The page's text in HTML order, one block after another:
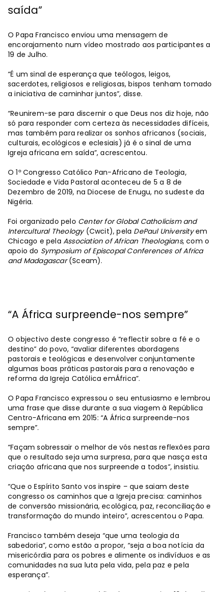
saída”
O Papa Francisco enviou uma mensagem de
encorajamento num vídeo mostrado aos participantes a
19 de Julho.
“É um sinal de esperança que teólogos, leigos,
sacerdotes, religiosos e religiosas, bispos tenham tomado
a iniciativa de caminhar juntos”, disse.
“Reunirem-se para discernir o que Deus nos diz hoje, não
só para responder com certeza às necessidades difíceis,
mas também para realizar os sonhos africanos (sociais,
culturais, ecológicos e eclesiais) já é o sinal de uma
Igreja africana em saída”, acrescentou.
O 1º Congresso Católico Pan-Africano de Teologia,
Sociedade e Vida Pastoral aconteceu de 5 a 8 de
Dezembro de 2019, na Diocese de Enugu, no sudeste da
Nigéria.
Foi organizado pelo Center for Global Catholicism and
Intercultural Theology(Cwcit), pela DePaul Universityem
Chicago e pela Association of African Theologians, com o
apoio do Symposium of Episcopal Conferences of Africa
and Madagascar(Sceam).
“A África surpreende-nos sempre”
O objectivo deste congresso é “reflectir sobre a fé e o
destino” do povo, “avaliar diferentes abordagens
pastorais e teológicas e desenvolver conjuntamente
algumas boas práticas pastorais para a renovação e
reforma da Igreja Católica emÁfrica”.
O Papa Francisco expressou o seu entusiasmo e lembrou
uma frase que disse durante a sua viagem à República
Centro-Africana em 2015: “A África surpreende-nos
sempre”.
“Façam sobressair o melhor de vós nestas reflexões para
que o resultado seja uma surpresa, para que nasça esta
criação africana que nos surpreende a todos”, insistiu.
“Que o Espírito Santo vos inspire – que saiam deste
congresso os caminhos que a Igreja precisa: caminhos
de conversão missionária, ecológica, paz, reconciliação e
transformação do mundo inteiro”, acrescentou o Papa.
Francisco também deseja “que uma teologia da
sabedoria”, como estão a propor, “seja a boa notícia da
misericórdia para os pobres e alimente os indivíduos e as
comunidades na sua luta pela vida, pela paz e pela
esperança”.